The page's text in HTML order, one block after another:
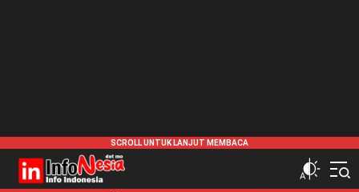
infonesia.me
Info Indonesia